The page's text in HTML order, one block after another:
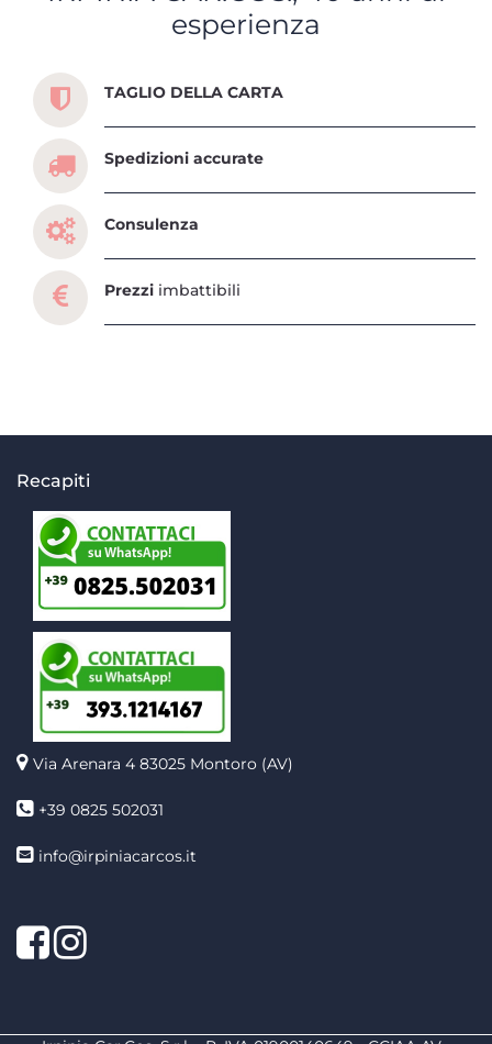
esperienza
Scopri tutti i servizi che ti abbiamo dedicato
TAGLIO DELLA CARTA
Spedizioni accurate
Consulenza
Prezzi imbattibili
Recapiti
Via Arenara 4 83025 Montoro (AV)
+39 0825 502031
info@irpiniacarcos.it
FacebookInstagram